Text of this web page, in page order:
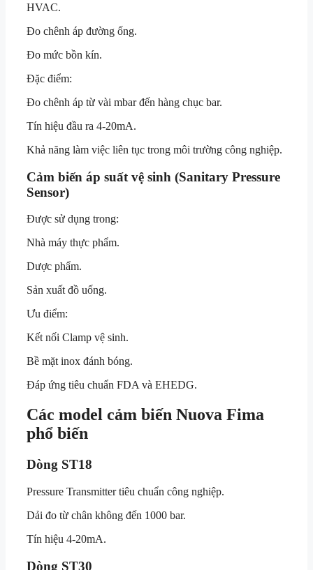
HVAC.
Đo chênh áp đường ống.
Đo mức bồn kín.
Đặc điểm:
Đo chênh áp từ vài mbar đến hàng chục bar.
Tín hiệu đầu ra 4-20mA.
Khả năng làm việc liên tục trong môi trường công nghiệp.
Cảm biến áp suất vệ sinh (Sanitary Pressure
Sensor)
Được sử dụng trong:
Nhà máy thực phẩm.
Dược phẩm.
Sản xuất đồ uống.
Ưu điểm:
Kết nối Clamp vệ sinh.
Bề mặt inox đánh bóng.
Đáp ứng tiêu chuẩn FDA và EHEDG.
Các model cảm biến Nuova Fima
phổ biến
Dòng ST18
Pressure Transmitter tiêu chuẩn công nghiệp.
Dải đo từ chân không đến 1000 bar.
Tín hiệu 4-20mA.
Dòng ST30